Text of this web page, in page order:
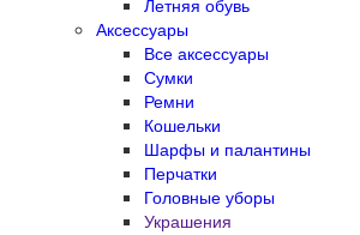
Летняя обувь
Аксессуары
Все аксессуары
Сумки
Ремни
Кошельки
Шарфы и палантины
Перчатки
Головные уборы
Украшения